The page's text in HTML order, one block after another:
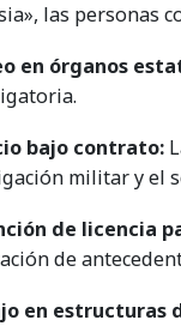
las personas
en órganos
bajo contrato:
militar y el
de licencia
de
en estructuras